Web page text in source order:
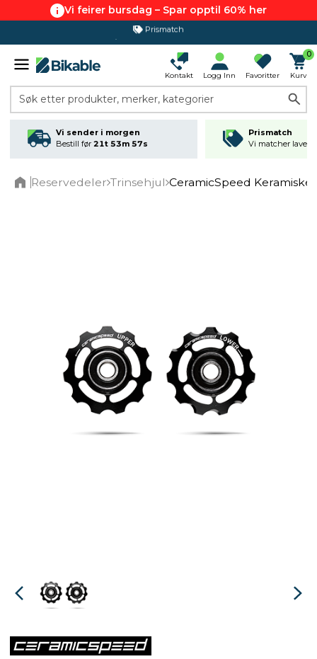
Vi feirer bursdag – Spar opptil 60% her
Prismatch
365 dagers åpent kjøp
Kontakt Logg Inn Favoritter
0
Kurv
Søk etter produkter, merker, kategorier
Vi sender i morgen
Bestill før 21t 53m 57s
Prismatch
Vi matcher
Reservedeler Trinsehjul CeramicSpeed Keramiske